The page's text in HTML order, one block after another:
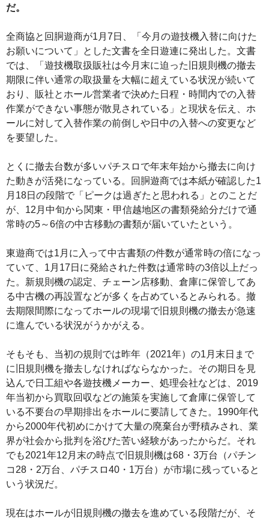
だ。
全商協と回胴遊商が1月7日、「今月の遊技機入替に向けた
お願いについて」とした文書を全日遊連に発出した。文書
では、「遊技機取扱販社は今月末に迫った旧規則機の撤去
期限に伴い通常の取扱量を大幅に超えている状況が続いて
おり、販社とホール営業者で決めた日程・時間内での入替
作業ができない事態が散見されている」と現状を伝え、ホ
ールに対して入替作業の前倒しや日中の入替への変更など
を要望した。
とくに撤去台数が多いパチスロで年末年始から撤去に向け
た動きが活発になっている。回胴遊商では本紙が確認した1
月18日の段階で「ピークは過ぎたと思われる」とのことだ
が、12月中旬から関東・甲信越地区の書類発給分だけで通
常時の5～6倍の中古移動の書類が届いていたという。
東遊商では1月に入って中古書類の件数が通常時の倍になっ
ていて、1月17日に発給された件数は通常時の3倍以上だっ
た。新規則機の認定、チェーン店移動、倉庫に保管してあ
る中古機の再設置などが多くを占めているとみられる。撤
去期限間際になってホールの現場で旧規則機の撤去が急速
に進んでいる状況がうかがえる。
そもそも、当初の規則では昨年（2021年）の1月末日まで
に旧規則機を撤去しなければならなかった。その期日を見
込んで日工組や各遊技機メーカー、処理会社などは、2019
年当初から買取回収などの施策を実施して倉庫に保管して
いる不要台の早期排出をホールに要請してきた。1990年代
から2000年代初めにかけて大量の廃棄台が野積みされ、業
界が社会から批判を浴びた苦い経験があったからだ。それ
でも2021年12月末の時点で旧規則機は68・3万台（パチン
コ28・2万台、パチスロ40・1万台）が市場に残っていると
いう状況だ。
現在はホールが旧規則機の撤去を進めている段階だが、そ